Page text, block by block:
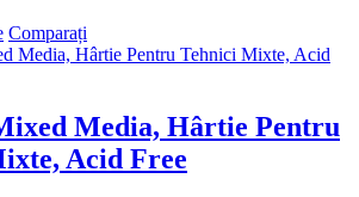
Comparați
Media, Hârtie Pentru
Acid Free